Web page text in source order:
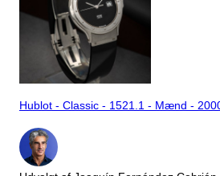
Hublot - Classic - 1521.1 - Mænd -